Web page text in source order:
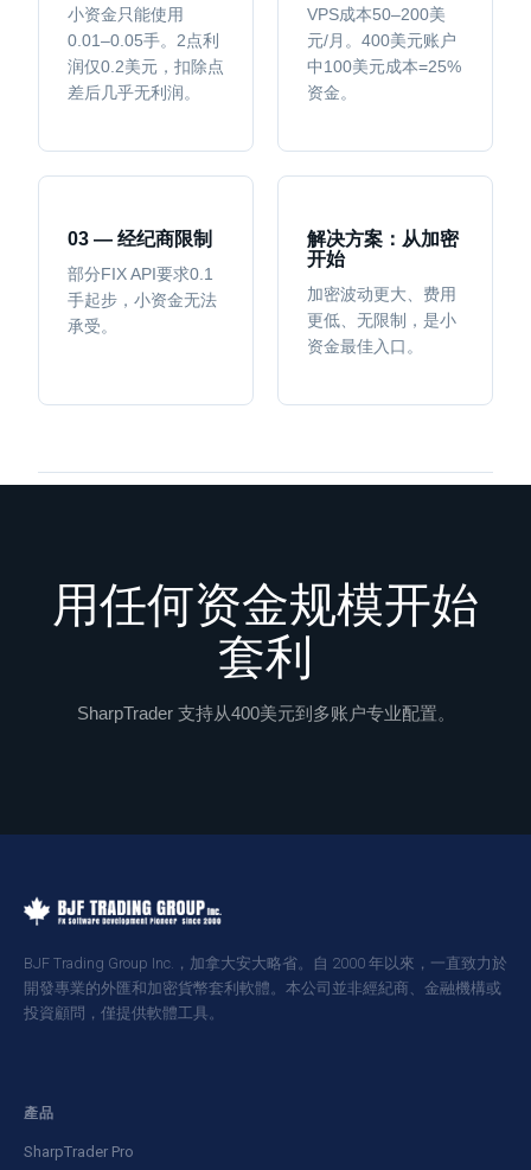
小资金只能使用
0.01–0.05手。2点利
润仅0.2美元，扣除点
差后几乎无利润。
VPS成本50–200美
元/月。400美元账户
中100美元成本=25%
资金。
03 — 经纪商限制
部分FIX API要求0.1
手起步，小资金无法
承受。
解决方案：从加密
开始
加密波动更大、费用
更低、无限制，是小
资金最佳入口。
用任何资金规模开始
套利
SharpTrader 支持从400美元到多账户专业配置。
BJF Trading Group Inc.，加拿大安大略省。自 2000 年以來，一直致力於
開發專業的外匯和加密貨幣套利軟體。本公司並非經紀商、金融機構或
投資顧問，僅提供軟體工具。
產品
SharpTrader Pro